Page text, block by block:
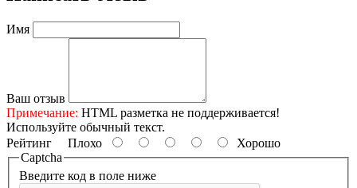
Имя
Ваш отзыв
Примечание: HTML разметка не поддерживается!
Используйте обычный текст.
Рейтинг Плохо
Хорошо
Captcha
Введите код в поле ниже